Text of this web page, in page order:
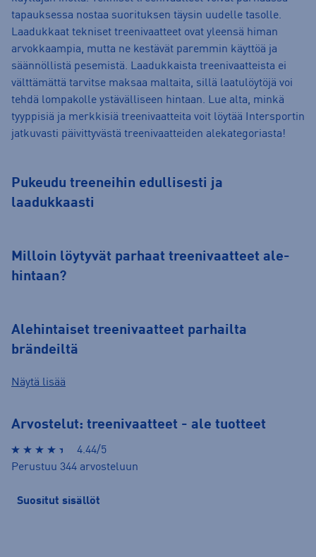
tapauksessa nostaa suorituksen täysin uudelle tasolle.
Laadukkaat tekniset treenivaatteet ovat yleensä himan
arvokkaampia, mutta ne kestävät paremmin käyttöä ja
säännöllistä pesemistä. Laadukkaista treenivaatteista ei
välttämättä tarvitse maksaa maltaita, sillä laatulöytöjä voi
tehdä lompakolle ystävälliseen hintaan. Lue alta, minkä
tyyppisiä ja merkkisiä treenivaatteita voit löytää Intersportin
jatkuvasti päivittyvästä treenivaatteiden alekategoriasta!
Pukeudu treeneihin edullisesti ja
laadukkaasti
Milloin löytyvät parhaat treenivaatteet ale-
hintaan?
Alehintaiset treenivaatteet parhailta
brändeiltä
Näytä lisää
Arvostelut: treenivaatteet - ale tuotteet
4.44/5
Perustuu 344 arvosteluun
Suositut sisällöt